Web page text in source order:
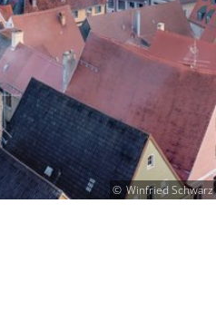
Winfried Schwarz